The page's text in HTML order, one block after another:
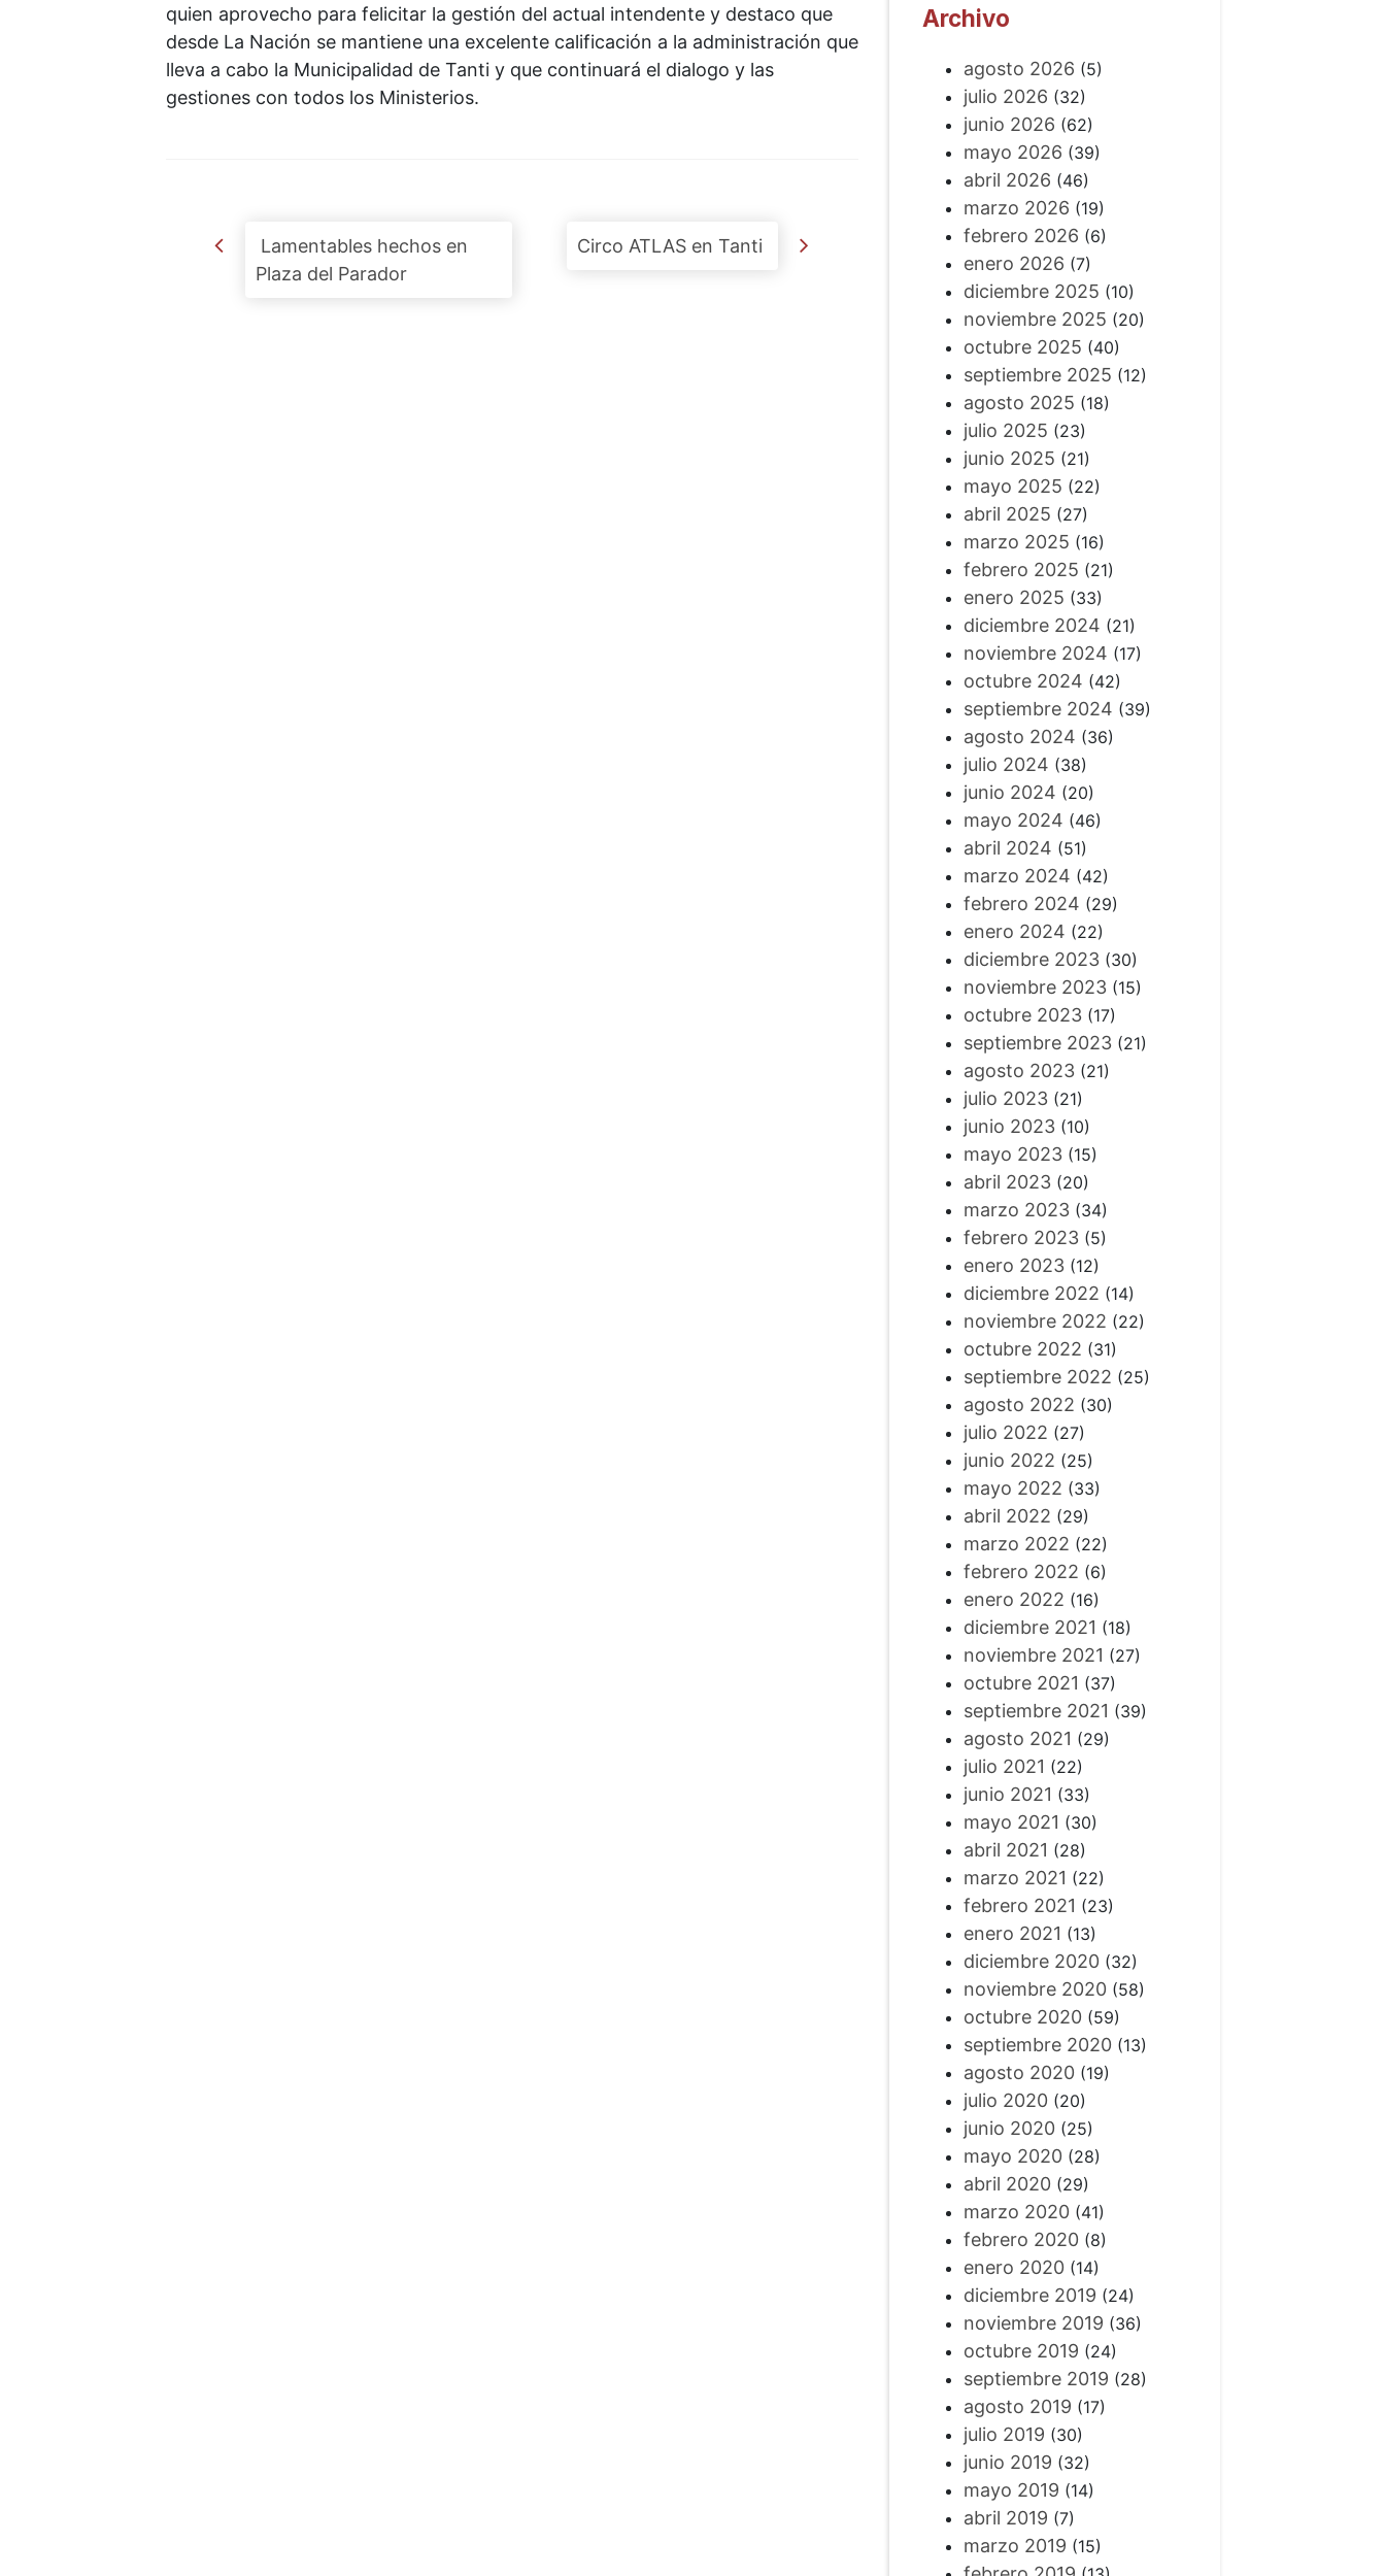
quien aprovecho para felicitar la gestión del actual intendente y destaco que
desde La Nación se mantiene una excelente calificación a la administración que
lleva a cabo la Municipalidad de Tanti y que continuará el dialogo y las
gestiones con todos los Ministerios.
Post navigation
Lamentables hechos en
Plaza del Parador
Circo ATLAS en Tanti
Archivo
agosto 2026 (5)
julio 2026 (32)
junio 2026 (62)
mayo 2026 (39)
abril 2026 (46)
marzo 2026 (19)
febrero 2026 (6)
enero 2026 (7)
diciembre 2025 (10)
noviembre 2025 (20)
octubre 2025 (40)
septiembre 2025 (12)
agosto 2025 (18)
julio 2025 (23)
junio 2025 (21)
mayo 2025 (22)
abril 2025 (27)
marzo 2025 (16)
febrero 2025 (21)
enero 2025 (33)
diciembre 2024 (21)
noviembre 2024 (17)
octubre 2024 (42)
septiembre 2024 (39)
agosto 2024 (36)
julio 2024 (38)
junio 2024 (20)
mayo 2024 (46)
abril 2024 (51)
marzo 2024 (42)
febrero 2024 (29)
enero 2024 (22)
diciembre 2023(30)
noviembre 2023(15)
octubre 2023(17)
septiembre 2023(21)
agosto 2023(21)
julio 2023(21)
junio 2023(10)
mayo 2023(15)
abril 2023(20)
marzo 2023(34)
febrero 2023(5)
enero 2023(12)
diciembre 2022 (14)
noviembre 2022 (22)
octubre 2022 (31)
septiembre 2022 (25)
agosto 2022 (30)
julio 2022 (27)
junio 2022 (25)
mayo 2022 (33)
abril 2022 (29)
marzo 2022 (22)
febrero 2022 (6)
enero 2022 (16)
diciembre 2021 (18)
noviembre 2021 (27)
octubre 2021 (37)
septiembre 2021 (39)
agosto 2021 (29)
julio 2021 (22)
junio 2021 (33)
mayo 2021 (30)
abril 2021 (28)
marzo 2021 (22)
febrero 2021 (23)
enero 2021 (13)
diciembre 2020(32)
noviembre 2020(58)
octubre 2020(59)
septiembre 2020(13)
agosto 2020(19)
julio 2020(20)
junio 2020(25)
mayo 2020(28)
abril 2020(29)
marzo 2020(41)
febrero 2020(8)
enero 2020(14)
diciembre 2019 (24)
noviembre 2019 (36)
octubre 2019 (24)
septiembre 2019 (28)
agosto 2019 (17)
julio 2019 (30)
junio 2019 (32)
mayo 2019 (14)
abril 2019 (7)
marzo 2019 (15)